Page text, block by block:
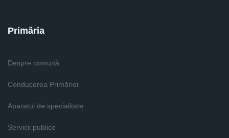
Primăria
Despre comună
Conducerea Primăriei
Aparatul de specialitate
Servicii publice